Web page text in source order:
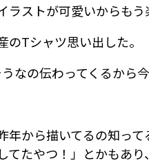
ラストが可愛いからもう
のTシャツ思い出した。
なの伝わってくるから
年から描いてるの知っ
てたやつ！」とかもあり